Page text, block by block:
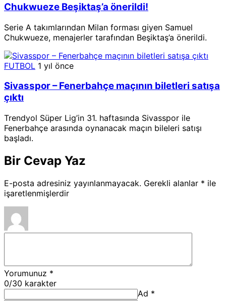
Chukwueze Beşiktaş’a önerildi!
Serie A takımlarından Milan forması giyen Samuel
Chukwueze, menajerler tarafından Beşiktaş’a önerildi.
FUTBOL 1 yıl önce
Sivasspor – Fenerbahçe maçının biletleri satışa
çıktı
Trendyol Süper Lig’in 31. haftasında Sivasspor ile
Fenerbahçe arasında oynanacak maçın bileleri satışı
başladı.
Bir Cevap Yaz
E-posta adresiniz yayınlanmayacak. Gerekli alanlar * ile
işaretlenmişlerdir
Yorumunuz *
0/30 karakter
Ad *